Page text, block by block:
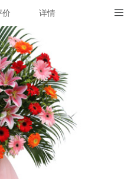
价 详情
明
息
配送门店